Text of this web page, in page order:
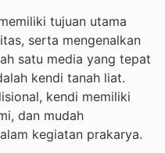
tujuan utama
serta mengenalkan
satu media yang tepat
kendi tanah liat.
kendi memiliki
dan mudah
kegiatan prakarya.